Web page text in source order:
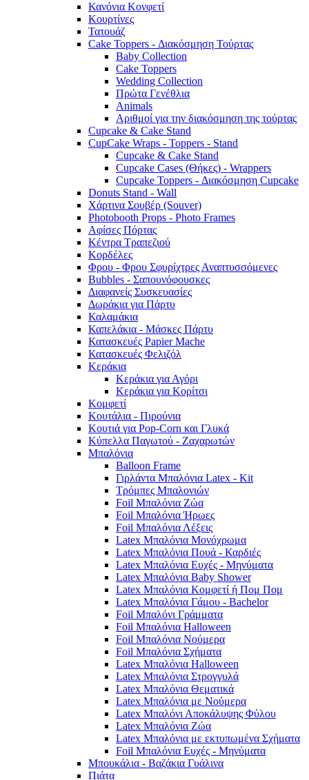
Κανόνια Κονφετί
Κουρτίνες
Τατουάζ
Cake Toppers - Διακόσμηση Τούρτας
Baby Collection
Cake Toppers
Wedding Collection
Πρώτα Γενέθλια
Animals
Αριθμοί για την διακόσμηση της τούρτας
Cupcake & Cake Stand
CupCake Wraps - Toppers - Stand
Cupcake & Cake Stand
Cupcake Cases (Θήκες) - Wrappers
Cupcake Toppers - Διακόσμηση Cupcake
Donuts Stand - Wall
Χάρτινα Σουβέρ (Souver)
Photobooth Props - Photo Frames
Αφίσες Πόρτας
Κέντρα Τραπεζιού
Κορδέλες
Φρου - Φρου Σφυρίχτρες Αναπτυσσόμενες
Bubbles - Σαπουνόφουσκες
Διαφανείς Συσκευασίες
Δωράκια για Πάρτυ
Καλαμάκια
Καπελάκια - Μάσκες Πάρτυ
Κατασκευές Papier Mache
Κατασκευές Φελιζόλ
Κεράκια
Κεράκια για Αγόρι
Κεράκια για Κορίτσι
Κομφετί
Κουτάλια - Πιρούνια
Κουτιά για Pop-Corn και Γλυκά
Κύπελλα Παγωτού - Ζαχαρωτών
Μπαλόνια
Balloon Frame
Γιρλάντα Μπαλόνια Latex - Kit
Τρόμπες Μπαλονιών
Foil Μπαλόνια Ζώα
Foil Μπαλόνια Ήρωες
Foil Μπαλόνια Λέξεις
Latex Μπαλόνια Μονόχρωμα
Latex Μπαλόνια Πουά - Καρδιές
Latex Μπαλόνια Ευχές - Μηνύματα
Latex Μπαλόνια Baby Shower
Latex Μπαλόνια Κομφετί ή Πομ Πομ
Latex Μπαλόνια Γάμου - Bachelor
Foil Μπαλόνι Γράμματα
Foil Μπαλόνια Halloween
Foil Μπαλόνια Νούμερα
Foil Μπαλόνια Σχήματα
Latex Μπαλόνια Halloween
Latex Μπαλόνια Στρογγυλά
Latex Μπαλόνια Θεματικά
Latex Μπαλόνια με Νούμερα
Latex Μπαλόνι Αποκάλυψης Φύλου
Latex Μπαλόνια Ζώα
Latex Μπαλόνια με εκτυπωμένα Σχήματα
Foil Μπαλόνια Ευχές - Μηνύματα
Μπουκάλια - Βαζάκια Γυάλινα
Πιάτα